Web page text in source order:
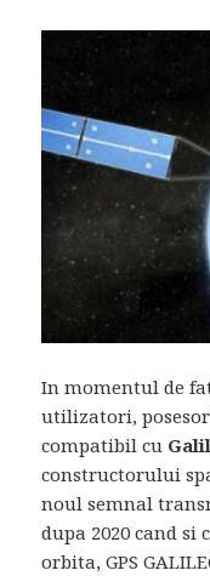
In momentul de
utilizatori,
compatibil cu
constructorului
noul semnal
dupa 2020 cand
orbita, GPS